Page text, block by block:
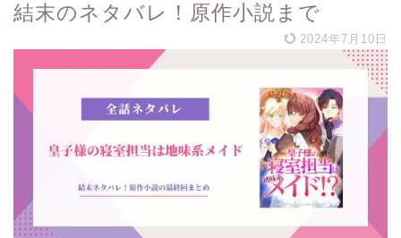
結末のネタバレ！原作小説まで
2024年7月10日